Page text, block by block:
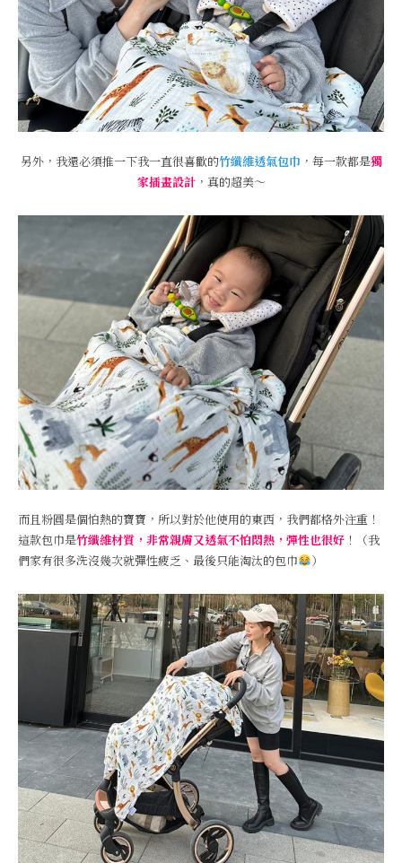
另外，我還必須推一下我一直很喜歡的竹纖維透氣包巾 ，每一款都是獨
家插畫設計，真的超美～
而且粉圓是個怕熱的寶寶，所以對於他使用的東西，我們都格外注重！
這款包巾是竹纖維材質，非常親膚又透氣不怕悶熱，彈性也很好 ！（我
們家有很多洗沒幾次就彈性疲乏、最後只能淘汰的包巾
）